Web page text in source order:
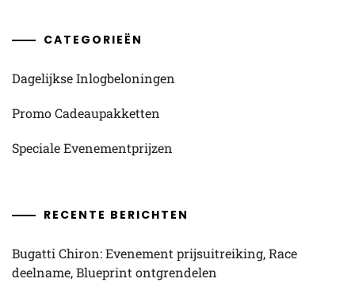
CATEGORIEËN
Dagelijkse Inlogbeloningen
Promo Cadeaupakketten
Speciale Evenementprijzen
RECENTE BERICHTEN
Bugatti Chiron: Evenement prijsuitreiking, Race
deelname, Blueprint ontgrendelen